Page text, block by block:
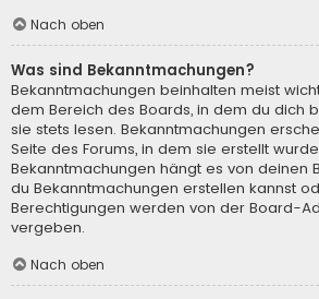
Nach oben
Was sind Bekanntmachungen?
Bekanntmachungen beinhalten meist
dem Bereich des Boards, in dem du dich
sie stets lesen. Bekanntmachungen
Seite des Forums, in dem sie erstellt
Bekanntmachungen hängt es von deinen
du Bekanntmachungen erstellen kannst
Berechtigungen werden von der Board-
vergeben.
Nach oben